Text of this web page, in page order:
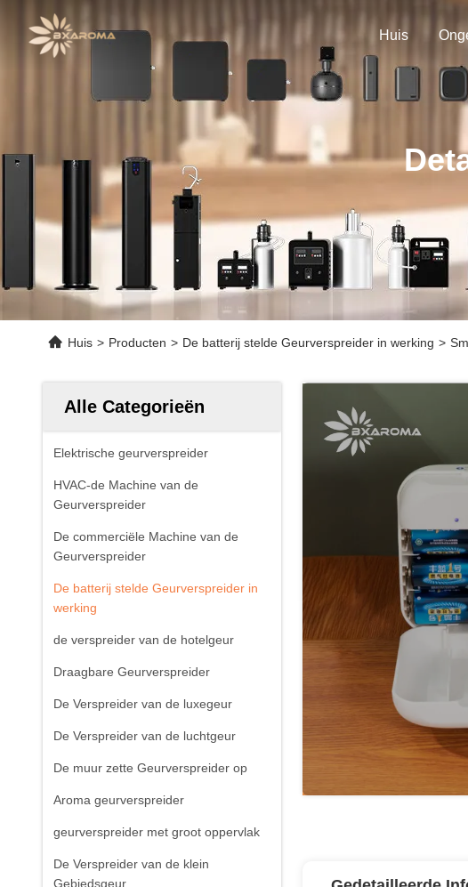
Huis
Huis > Producten > De batterij stelde Geurverspreider in werking >
Alle Categorieën
Elektrische geurverspreider
HVAC-de Machine van de
Geurverspreider
De commerciële Machine van de
Geurverspreider
De batterij stelde Geurverspreider in
werking
de verspreider van de hotelgeur
Draagbare Geurverspreider
De Verspreider van de luxegeur
De Verspreider van de luchtgeur
De muur zette Geurverspreider op
Aroma geurverspreider
geurverspreider met groot oppervlak
De Verspreider van de klein
Gebiedsgeur